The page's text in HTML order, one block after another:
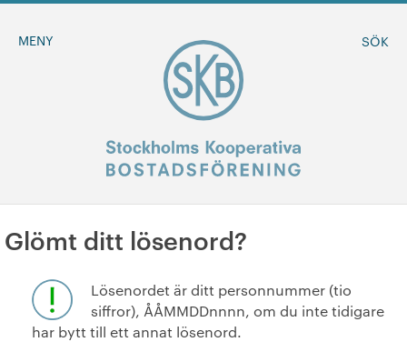
SÖK
MENY
BLI MEDLEM
MINA SIDOR
Om oss
Glömt ditt lösenord?
Lösenordet är ditt personnummer (tio
siffror), ÅÅMMDDnnnn, om du inte tidigare
har bytt till ett annat lösenord.